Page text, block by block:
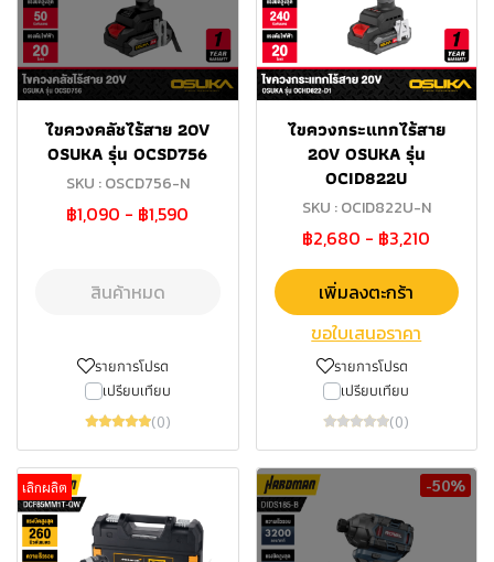
ไขควงคลัชไร้สาย 20V
OSUKA รุ่น OCSD756
SKU : OSCD756-N
฿1,090 - ฿1,590
สินค้าหมด
รายการโปรด
เปรียบเทียบ
(0)
ไขควงกระแทกไร้สาย
20V OSUKA รุ่น
OCID822U
SKU : OCID822U-N
฿2,680 - ฿3,210
เพิ่มลงตะกร้า
ขอใบเสนอราคา
รายการโปรด
เปรียบเทียบ
(0)
เลิกผลิต -50%